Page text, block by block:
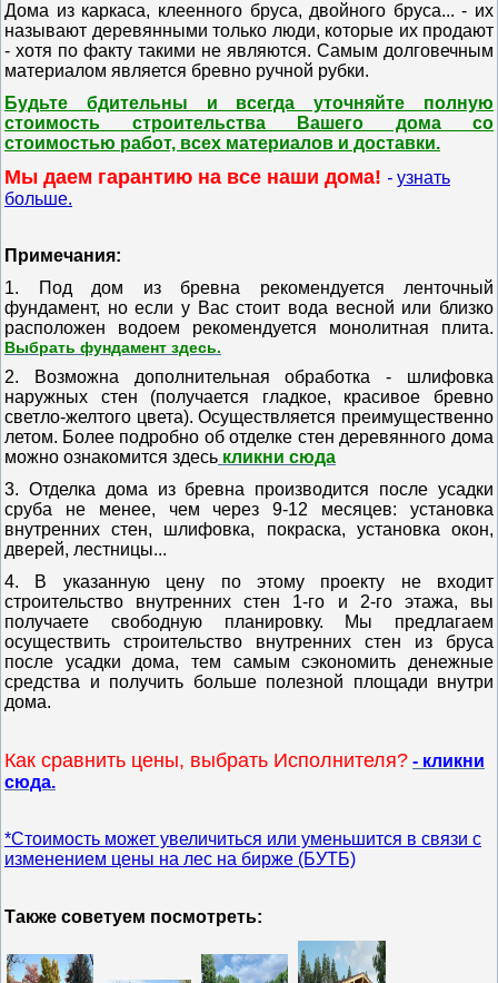
Дома из каркаса, клеенного бруса, двойного бруса... - их
называют деревянными только люди, которые их продают
- хотя по факту такими не являются. Самым долговечным
материалом является бревно ручной рубки.
Будьте бдительны и всегда уточняйте полную
стоимость строительства Вашего дома со
стоимостью работ, всех материалов и доставки.
Мы даем гарантию на все наши дома! - узнать
больше.
Примечания:
1. Под дом из бревна рекомендуется ленточный
фундамент, но если у Вас стоит вода весной или близко
расположен водоем рекомендуется монолитная плита.
Выбрать фундамент здесь.
2. Возможна дополнительная обработка - шлифовка
наружных стен (получается гладкое, красивое бревно
светло-желтого цвета). Осуществляется преимущественно
летом. Более подробно об отделке стен деревянного дома
можно ознакомится здесь кликни сюда
3. Отделка дома из бревна производится после усадки
сруба не менее, чем через 9-12 месяцев: установка
внутренних стен, шлифовка, покраска, установка окон,
дверей, лестницы...
4. В указанную цену по этому проекту не входит
строительство внутренних стен 1-го и 2-го этажа, вы
получаете свободную планировку.
Мы предлагаем
осуществить строительство внутренних стен из бруса
после усадки дома, тем самым сэкономить денежные
средства и получить больше полезной площади внутри
дома.
Как сравнить цены, выбрать Исполнителя? - кликни
сюда.
*Стоимость может увеличиться или уменьшится в связи с
изменением цены на лес на бирже (БУТБ)
Также советуем посмотреть: